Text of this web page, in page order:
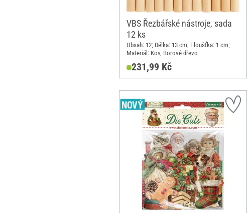
VBS Řezbářské nástroje, sada
12 ks
Obsah: 12; Délka: 13 cm; Tloušťka: 1 cm;
Materiál: Kov, Borové dřevo
231,99 Kč